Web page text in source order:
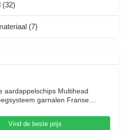
(32)
(7)
aardappelschips Multihead
garnalen Franse
Vind de beste prijs